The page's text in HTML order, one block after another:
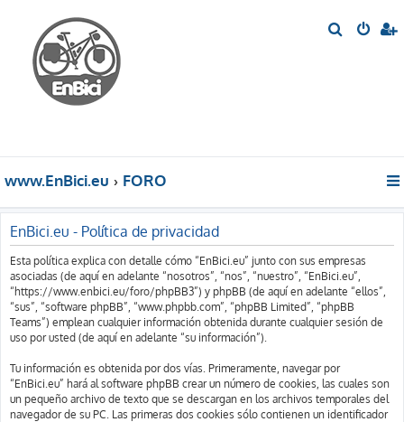
www.EnBici.eu FORO
EnBici.eu - Política de privacidad
Esta política explica con detalle cómo “EnBici.eu” junto con sus empresas
asociadas (de aquí en adelante “nosotros”, “nos”, “nuestro”, “EnBici.eu”,
“https://www.enbici.eu/foro/phpBB3”) y phpBB (de aquí en adelante “ellos”,
“sus”, “software phpBB”, “www.phpbb.com”, “phpBB Limited”, “phpBB
Teams”) emplean cualquier información obtenida durante cualquier sesión de
uso por usted (de aquí en adelante “su información”).
Tu información es obtenida por dos vías. Primeramente, navegar por
“EnBici.eu” hará al software phpBB crear un número de cookies, las cuales son
un pequeño archivo de texto que se descargan en los archivos temporales del
navegador de su PC. Las primeras dos cookies sólo contienen un identificador